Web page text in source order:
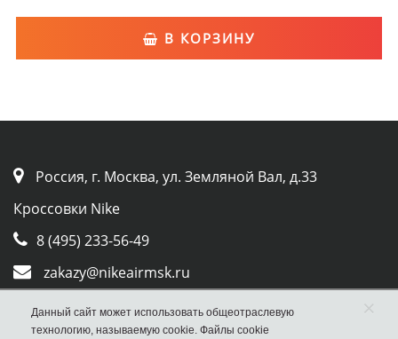
В КОРЗИНУ
Россия, г. Москва, ул. Земляной Вал, д.33
Кроссовки Nike
8 (495) 233-56-49
zakazy@nikeairmsk.ru
Whatsapp
Viber
Данный сайт может использовать общеотраслевую
технологию, называемую cookie. Файлы cookie
×